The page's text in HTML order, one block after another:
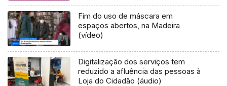
Fim do uso de máscara em
espaços abertos, na Madeira
(vídeo)
Digitalização dos serviços tem
reduzido a afluência das pessoas à
Loja do Cidadão (áudio)